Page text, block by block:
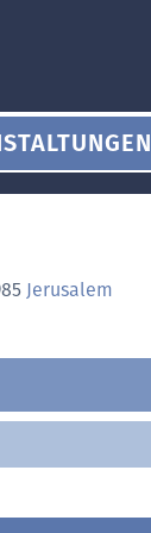
Jerusalem